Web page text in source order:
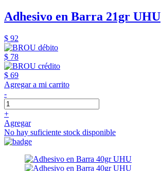
Adhesivo en Barra 21gr UHU
$ 92
$ 78
$ 69
Agregar a mi carrito
-
+
Agregar
No hay suficiente stock disponible